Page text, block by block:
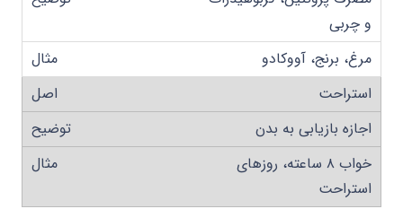
و چربی
مرغ، برنج، آووکادو
استراحت
اجازه بازیابی به بدن
خواب ۸ ساعته، روزهای
استراحت